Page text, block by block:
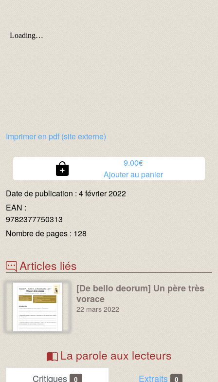
Auteurs :
Imprimer en pdf (site externe)
9.00€
Ajouter au panier
Date de publication : 4 février 2022
EAN :
9782377750313
Nombre de pages : 128
Articles liés
Image :
[De bello deorum] Un père très
vorace
22 mars 2022
La parole aux lecteurs
Critiques 0 Extraits 0